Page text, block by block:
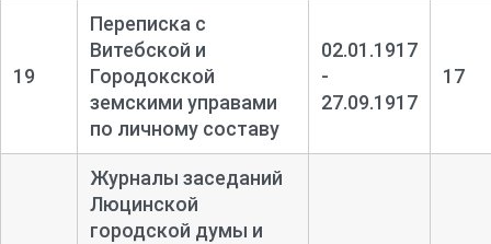
19
Переписка с
Витебской и
Городокской
земскими управами
по личному составу
02.01.1917
-
27.09.1917
17
Журналы заседаний
Люцинской
городской думы и